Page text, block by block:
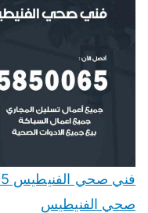
صحي الفنيطيس